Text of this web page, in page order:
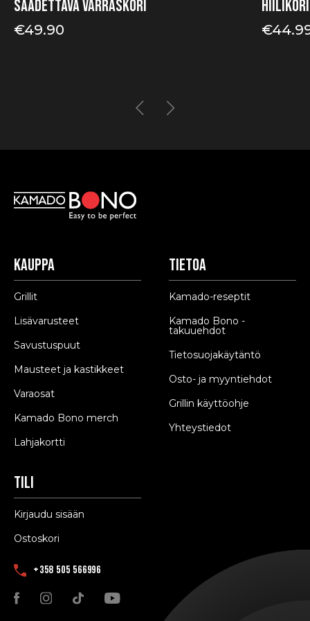
Säädettävä varraskori
€49.90
Hiilikori
€
Kauppa
Grillit
Lisävarusteet
Savustuspuut
Mausteet ja kastikkeet
Varaosat
Kamado Bono merch
Lahjakortti
Tietoa
Kamado-reseptit
Kamado Bono -
takuuehdot
Tietosuojakäytäntö
Osto- ja myyntiehdot
Grillin käyttöohje
Yhteystiedot
Tili
Kirjaudu sisään
Ostoskori
+358 505 566996